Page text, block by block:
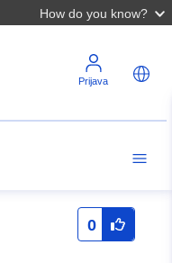
How do you know?
Prijava
0